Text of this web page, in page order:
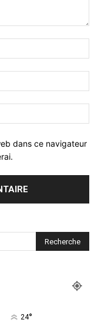
dans ce navigateur
24°